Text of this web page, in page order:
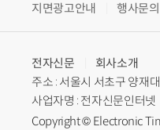
지면광고안내 행사문의
전자신문
회사소개
주소 : 서울시 서초구 양재
사업자명 : 전자신문인터넷
Copyright © Electronic